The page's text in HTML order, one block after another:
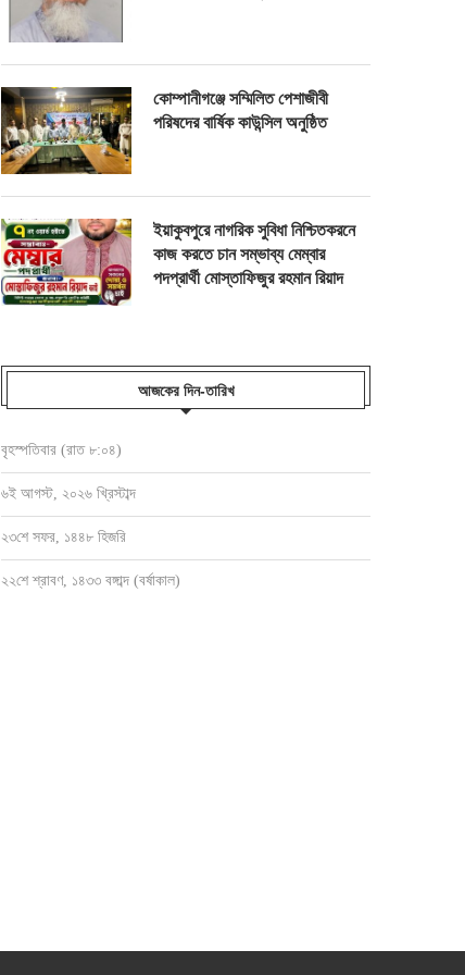
কোম্পানীগঞ্জে সম্মিলিত পেশাজীবী
পরিষদের বার্ষিক কাউন্সিল অনুষ্ঠিত
ইয়াকুবপুরে নাগরিক সুবিধা নিশ্চিতকরনে
কাজ করতে চান সম্ভাব্য মেম্বার
পদপ্রার্থী মোস্তাফিজুর রহমান রিয়াদ
আজকের দিন-তারিখ
বৃহস্পতিবার (রাত ৮:০৪)
৬ই আগস্ট, ২০২৬ খ্রিস্টাব্দ
২৩শে সফর, ১৪৪৮ হিজরি
২২শে শ্রাবণ, ১৪৩৩ বঙ্গাব্দ (বর্ষাকাল)